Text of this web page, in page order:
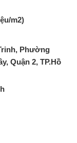
m2)
Phường
Quận 2, TP.Hồ